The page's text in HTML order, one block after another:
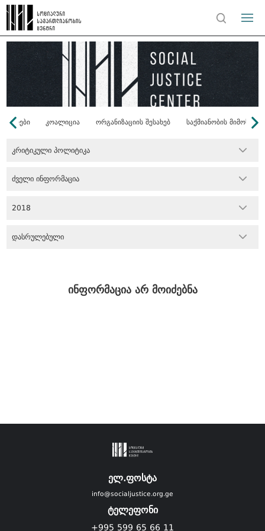
კოალიცია ორგანიზაციის შესახებ საქმიანობის
კრიტიკული პოლიტიკა
ძველი ინფორმაცია
2018
დასრულებული
ინფორმაცია არ მოიძებნა
ელ.ფოსტა
info@socialjustice.org.ge
ტელეფონი
+995 599 65 66 11